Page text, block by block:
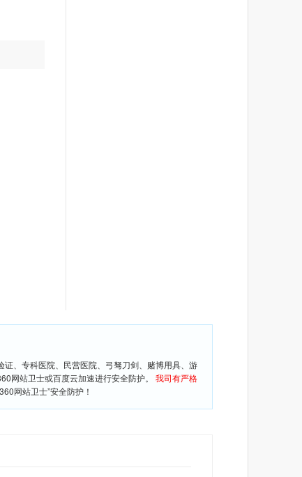
、专科医院、民营医院、弓驽刀剑、赌博用具、游
网站卫士或百度云加速进行安全防护。 我司有严格
网站卫士”安全防护！